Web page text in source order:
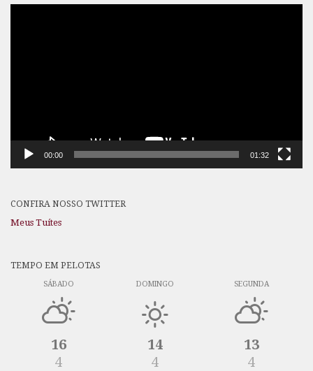
00:00 01:32
CONFIRA NOSSO TWITTER
Meus Tuítes
TEMPO EM PELOTAS
SÁBADO
16
4
DOMINGO
14
4
SEGUNDA
13
4